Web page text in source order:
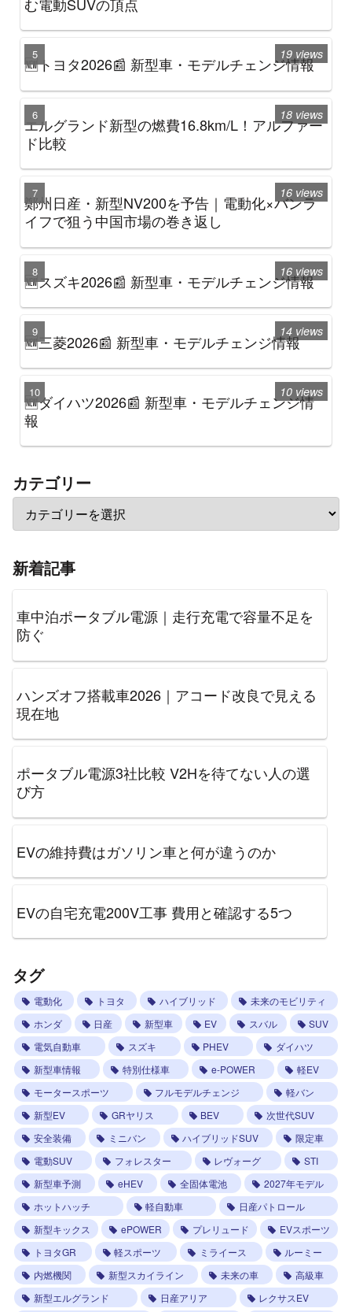
🆕トヨタ2026📰 新型車・モデルチェンジ情報
19 views
エルグランド新型の燃費16.8km/L！アルファー
ド比較
18 views
鄭州日産・新型NV200を予告｜電動化×バンラ
イフで狙う中国市場の巻き返し
16 views
🆕スズキ2026📰 新型車・モデルチェンジ情報
16 views
🆕三菱2026📰 新型車・モデルチェンジ情報
14 views
🆕ダイハツ2026📰 新型車・モデルチェンジ情
報
10 views
カテゴリー
新着記事
車中泊ポータブル電源｜走行充電で容量不足を
防ぐ
ハンズオフ搭載車2026｜アコード改良で見える
現在地
ポータブル電源3社比較 V2Hを待てない人の選
び方
EVの維持費はガソリン車と何が違うのか
EVの自宅充電200V工事 費用と確認する5つ
タグ
電動化 トヨタ ハイブリッド
未来のモビリティ
ホンダ
日産 新型車 EV スバル
SUV
電気自動車
スズキ PHEV
ダイハツ
新型車情報
特別仕様車 e-POWER
軽EV
モータースポーツ
フルモデルチェンジ
軽バン
新型EV
GRヤリス BEV
次世代SUV
安全装備
ミニバン ハイブリッドSUV
限定車
電動SUV
フォレスター レヴォーグ
STI
新型車予測
eHEV 全固体電池
2027年モデル
ホットハッチ
軽自動車
日産パトロール
新型キックス
ePOWER プレリュード
EVスポーツ
トヨタGR
軽スポーツ ミライース
ルーミー
内燃機関
新型スカイライン 未来の車
高級車
新型エルグランド
日産アリア レクサスEV